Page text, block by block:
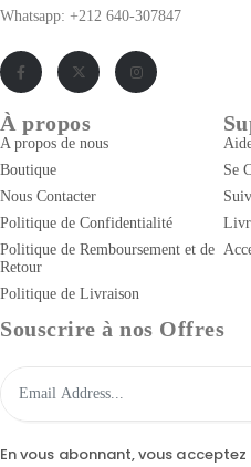
Whatsapp: +212 640-307847
À propos
A propos de nous
Boutique
Nous Contacter
Politique de Confidentialité
Politique de Remboursement et de
Retour
Politique de Livraison
Se
Souscrire à nos Offres
En vous abonnant, vous acceptez